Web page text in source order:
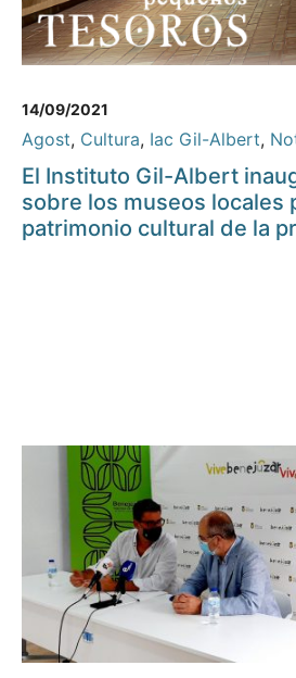
14/09/2021
Agost, Cultura, Iac Gil-Albert,
El Instituto Gil-Albert
sobre los museos locales
patrimonio cultural de la